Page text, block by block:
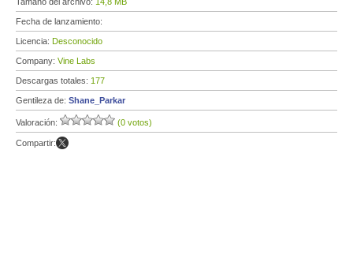
Fecha de lanzamiento:
Licencia: Desconocido
Company: Vine Labs
Descargas totales: 177
Gentileza de: Shane_Parkar
Valoración: (0 votos)
Compartir: